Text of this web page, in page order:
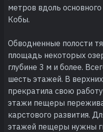
метров вдоль
Кобы.
Обводненные полости
площадь некоторых
глубине 3 м и более.
шесть этажей. В
прекратила свою
этажи пещеры
карстового развития.
этажей пещеры нужны